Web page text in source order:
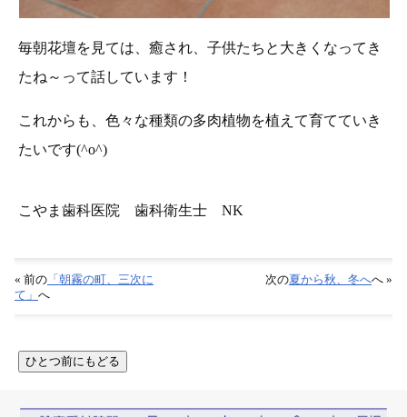
毎朝花壇を見ては、癒され、子供たちと大きくなってき
たね～って話しています！
これからも、色々な種類の多肉植物を植えて育てていき
たいです(^o^)
こやま歯科医院 歯科衛生士 NK
« 前の 「朝霧の町、三次に
て」 へ
次の夏から秋、冬へへ »